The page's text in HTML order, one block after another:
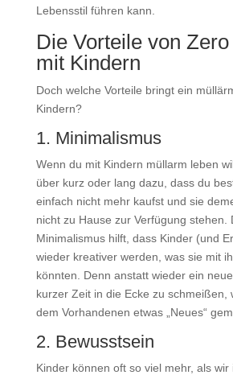
Lebensstil führen kann.
Die Vorteile von
mit Kindern
Doch welche Vorteile bringt ein
Kindern?
1. Minimalismus
Wenn du mit Kindern müllarm leben
über kurz oder lang dazu, dass du
einfach nicht mehr kaufst und sie
nicht zu Hause zur Verfügung stehen.
Minimalismus hilft, dass Kinder (und
wieder kreativer werden, was sie mit
könnten. Denn anstatt wieder ein
kurzer Zeit in die Ecke zu schmeißen,
dem Vorhandenen etwas „Neues“
2. Bewusstsein
Kinder können oft so viel mehr, als